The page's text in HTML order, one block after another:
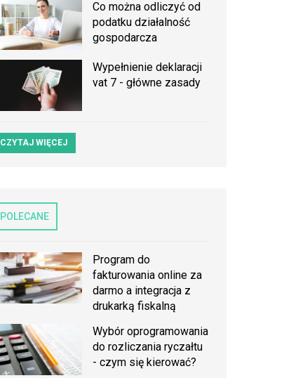
Co można odliczyć od
podatku działalność
gospodarcza
Wypełnienie deklaracji
vat 7 - główne zasady
CZYTAJ WIĘCEJ
POLECANE
Program do
fakturowania online za
darmo a integracja z
drukarką fiskalną
Wybór oprogramowania
do rozliczania ryczałtu
- czym się kierować?